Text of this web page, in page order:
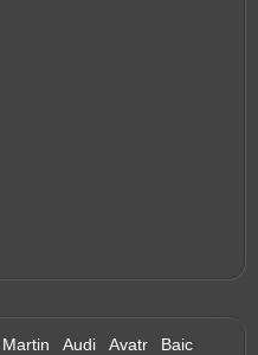
Audi Avatr
Baic